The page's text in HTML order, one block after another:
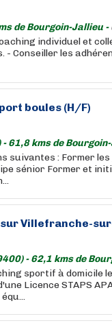
de Bourgoin-Jallieu -
individuel et
Conseiller les
boules (H/F)
61,8 kms de
suivantes : Former les
sénior Former et
Villefranche-
- 62,1 kms de
sportif à domicile
Licence STAPS